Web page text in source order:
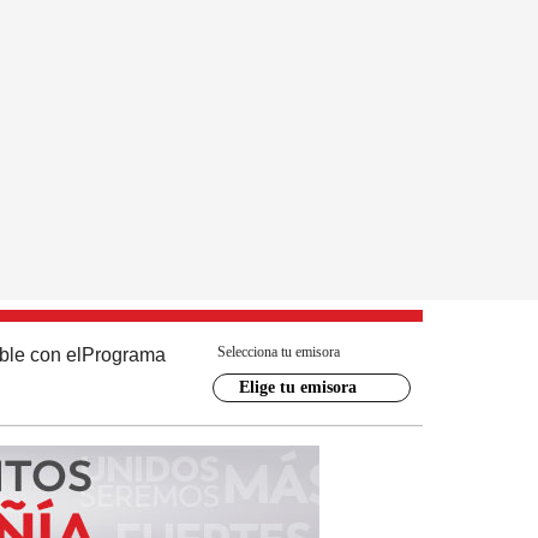
con el Programa Selecciona tu emisora
Elige tu emisora